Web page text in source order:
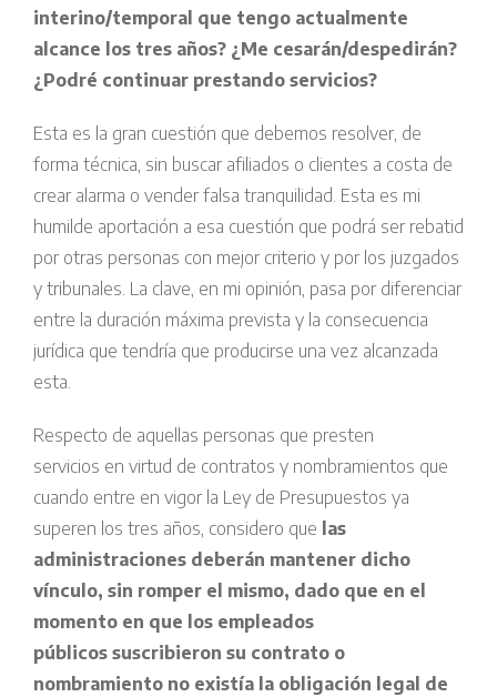
interino/temporal que tengo actualmente
alcance los tres años? ¿Me cesarán/despedirán?
¿Podré continuar prestando servicios?
Esta es la gran cuestión que debemos resolver, de
forma técnica, sin buscar afiliados o clientes a costa de
crear alarma o vender falsa tranquilidad. Esta es mi
humilde aportación a esa cuestión que podrá ser rebatid
por otras personas con mejor criterio y por los juzgados
y tribunales. La clave, en mi opinión, pasa por diferenciar
entre la duración máxima prevista y la consecuencia
jurídica que tendría que producirse una vez alcanzada
esta.
Respecto de aquellas personas que presten
servicios en virtud de contratos y nombramientos que
cuando entre en vigor la Ley de Presupuestos ya
superen los tres años, considero que las
administraciones deberán mantener dicho
vínculo, sin romper el mismo, dado que en el
momento en que los empleados
públicos suscribieron su contrato o
nombramiento no existía la obligación legal de